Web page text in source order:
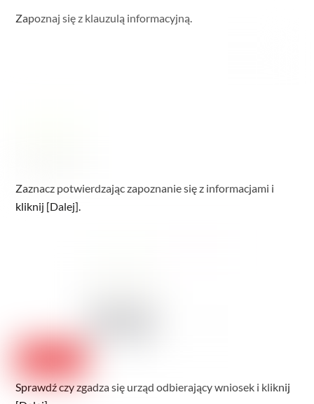
Zapoznaj się z klauzulą informacyjną.
Zaznacz potwierdzając zapoznanie się z informacjami i
kliknij [Dalej].
Sprawdź czy zgadza się urząd odbierający wniosek i kliknij